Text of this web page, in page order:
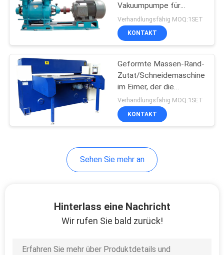
50
Papiermaschine
Platte machen
High-End-
Vakuumpumpe für
Eierablage/Karton/Kasten
herstellt
Verhandlungsfähig MOQ:1SET
KONTAKT
Geformte Massen-Rand-
Zutat/Schneidemaschine
im Eimer, der die
Maschine bildet Geschirr
herstellt
Verhandlungsfähig MOQ:1SET
KONTAKT
Sehen Sie mehr an
Hinterlass eine Nachricht
Wir rufen Sie bald zurück!